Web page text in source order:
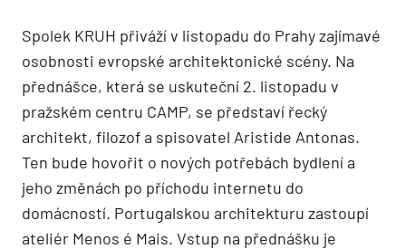
Spolek KRUH přiváží v listopadu do Prahy zajímavé
osobnosti evropské architektonické scény. Na
přednášce, která se uskuteční 2. listopadu v
pražském centru CAMP, se představí řecký
architekt, filozof a spisovatel Aristide Antonas.
Ten bude hovořit o nových potřebách bydlení a
jeho změnách po příchodu internetu do
domácností. Portugalskou architekturu zastoupí
ateliér Menos é Mais. Vstup na přednášku je